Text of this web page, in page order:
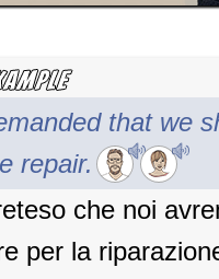
that we
repair.
che noi
per la